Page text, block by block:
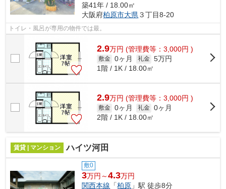
築41年 / 18.00㎡
大阪府柏原市大県 ３丁目8-20
トイレ・風呂が専用の物件では最。
2.9万円 (管理費等：3,000円 )
敷金 0ヶ月 礼金 5万円
1階 / 1K / 18.00㎡
2.9万円 (管理費等：3,000円 )
敷金 0ヶ月 礼金 0ヶ月
2階 / 1K / 18.00㎡
賃貸 | マンション ハイツ河田
敷0
3万円～4.3万円
関西本線 「柏原 」駅 徒歩8分